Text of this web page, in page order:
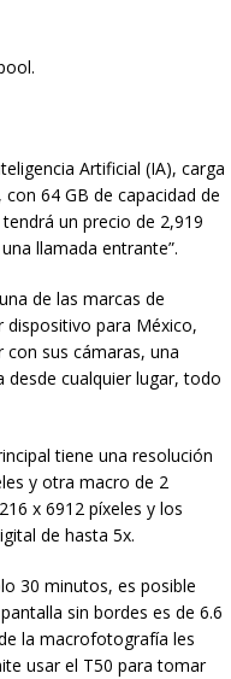
Artificial (IA), carga
64 GB de capacidad de
un precio de 2,919
llamada entrante”.
de las marcas de
dispositivo para México,
sus cámaras, una
desde cualquier lugar, todo
tiene una resolución
y otra macro de 2
x 6912 píxeles y los
de hasta 5x.
30 minutos, es posible
sin bordes es de 6.6
la macrofotografía les
usar el T50 para tomar